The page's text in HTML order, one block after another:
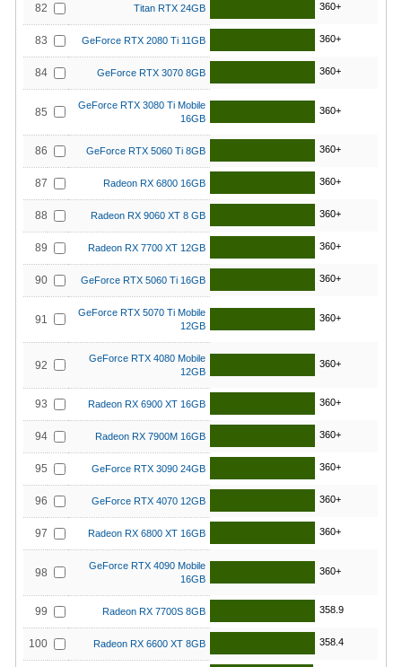
82 Titan RTX 24GB 360+
83 GeForce RTX 2080 Ti 11GB 360+
84 GeForce RTX 3070 8GB 360+
85
GeForce RTX 3080 Ti Mobile
16GB
360+
86 GeForce RTX 5060 Ti 8GB 360+
87 Radeon RX 6800 16GB 360+
88 Radeon RX 9060 XT 8 GB 360+
89 Radeon RX 7700 XT 12GB 360+
90 GeForce RTX 5060 Ti 16GB 360+
91
GeForce RTX 5070 Ti Mobile
12GB
360+
92
GeForce RTX 4080 Mobile
12GB
360+
93 Radeon RX 6900 XT 16GB 360+
94 Radeon RX 7900M 16GB 360+
95 GeForce RTX 3090 24GB 360+
96 GeForce RTX 4070 12GB 360+
97 Radeon RX 6800 XT 16GB 360+
98
GeForce RTX 4090 Mobile
16GB
360+
99 Radeon RX 7700S 8GB 358.9
100 Radeon RX 6600 XT 8GB 358.4